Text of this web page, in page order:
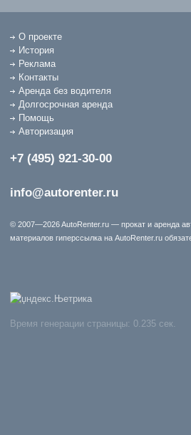
О проекте
История
Реклама
Контакты
Аренда без водителя
Долгосрочная аренда
Помощь
Авторизация
+7 (495) 921-30-00
info@autorenter.ru
© 2007—2026 AutoRenter.ru — прокат и аренда
материалов гиперссылка на AutoRenter.ru
Время генерации страницы: 0.235 сек.